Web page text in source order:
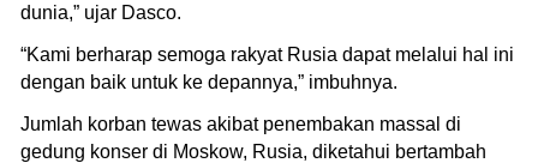
dunia,” ujar Dasco.
“Kami berharap semoga rakyat Rusia dapat melalui hal ini
dengan baik untuk ke depannya,” imbuhnya.
Jumlah korban tewas akibat penembakan massal di
gedung konser di Moskow, Rusia, diketahui bertambah